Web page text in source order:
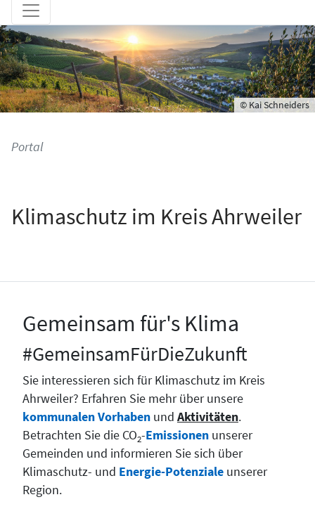
© Kai Schneiders
Portal
Klimaschutz im Kreis Ahrweiler
Gemeinsam für's Klima
#GemeinsamFürDieZukunft
Sie interessieren sich für Klimaschutz im Kreis
Ahrweiler? Erfahren Sie mehr über unsere
kommunalen Vorhaben und Aktivitäten.
Betrachten Sie die CO2-Emissionen unserer
Gemeinden und informieren Sie sich über
Klimaschutz- und Energie-Potenziale unserer
Region.